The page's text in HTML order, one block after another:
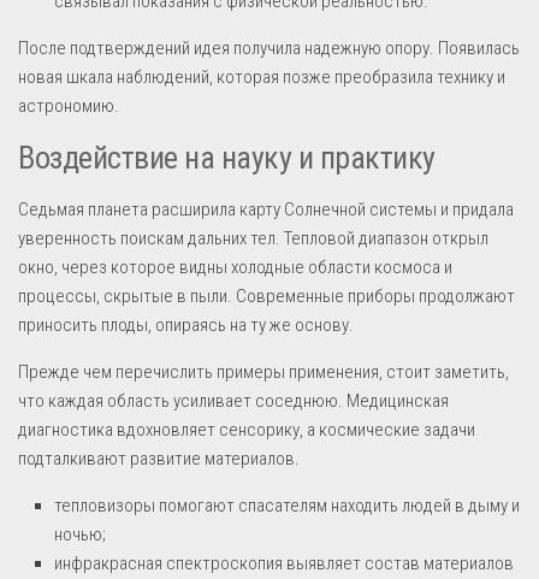
После подтверждений идея получила надежную опору. Появилась
новая шкала наблюдений, которая позже преобразила технику и
астрономию.
Воздействие на науку и практику
Седьмая планета расширила карту Солнечной системы и придала
уверенность поискам дальних тел. Тепловой диапазон открыл
окно, через которое видны холодные области космоса и
процессы, скрытые в пыли. Современные приборы продолжают
приносить плоды, опираясь на ту же основу.
Прежде чем перечислить примеры применения, стоит заметить,
что каждая область усиливает соседнюю. Медицинская
диагностика вдохновляет сенсорику, а космические задачи
подталкивают развитие материалов.
тепловизоры помогают спасателям находить людей в дыму и
ночью;
инфракрасная спектроскопия выявляет состав материалов